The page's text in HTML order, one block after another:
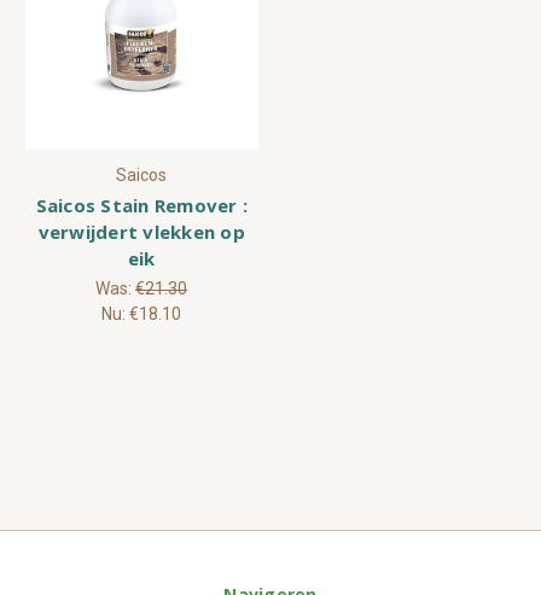
Saicos
Saicos Stain Remover :
verwijdert vlekken op
eik
Was:€21.30
Nu:€18.10